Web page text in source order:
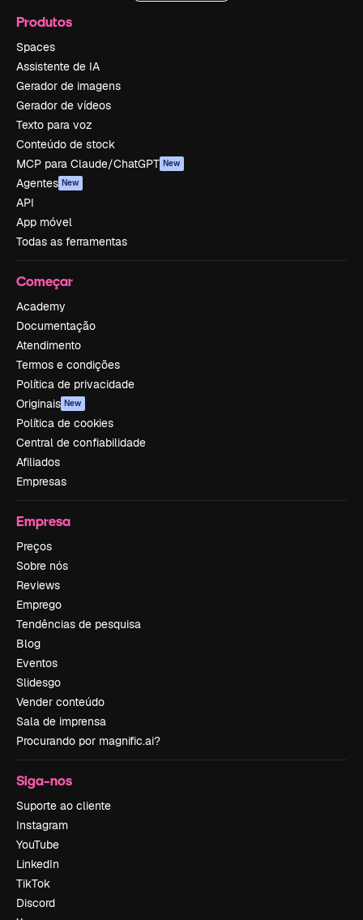
Produtos
Spaces
Assistente de IA
Gerador de imagens
Gerador de vídeos
Texto para voz
Conteúdo de stock
MCP para Claude/ChatGPT New
Agentes New
API
App móvel
Todas as ferramentas
Começar
Academy
Documentação
Atendimento
Termos e condições
Política de privacidade
Originais New
Política de cookies
Central de confiabilidade
Afiliados
Empresas
Empresa
Preços
Sobre nós
Reviews
Emprego
Tendências de pesquisa
Blog
Eventos
Slidesgo
Vender conteúdo
Sala de imprensa
Procurando por magnific.ai?
Siga-nos
Suporte ao cliente
Instagram
YouTube
LinkedIn
TikTok
Discord